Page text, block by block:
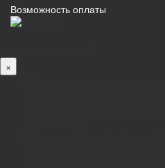
Возможность оплаты
×